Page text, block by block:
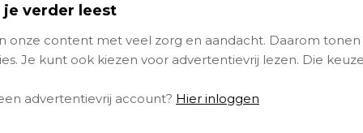
je verder leest
onze content met veel zorg en aandacht. Daarom tonen
Je kunt ook kiezen voor advertentievrij lezen. Die
advertentievrij account? Hier inloggen
Puintje Show